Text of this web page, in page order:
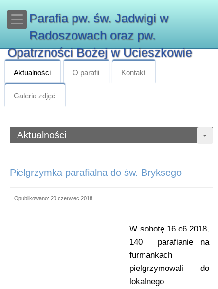
Parafia pw. św. Jadwigi w
Radoszowach oraz pw.
Opatrzności Bożej w Ucieszkowie
Aktualności O parafii Kontakt
Galeria zdjęć
Aktualności
Pielgrzymka parafialna do św. Bryksego
Opublikowano: 20 czerwiec 2018
W sobotę 16.o6.2018,
140 parafianie na
furmankach
pielgrzymowali do
lokalnego